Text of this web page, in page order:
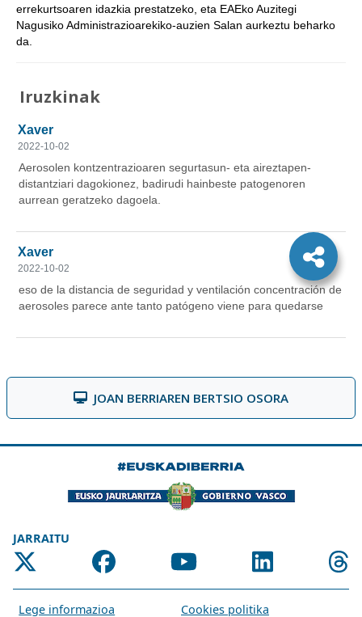
errekurtsoaren idazkia prestatzeko, eta EAEko Auzitegi
Nagusiko Administrazioarekiko-auzien Salan aurkeztu beharko
da.
Iruzkinak
JOAN BERRIAREN BERTSIO OSORA
JARRAITU
Lege informazioa Cookies politika